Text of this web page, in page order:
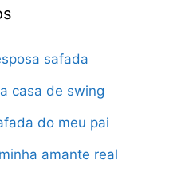
safada
casa de swing
do meu pai
amante real